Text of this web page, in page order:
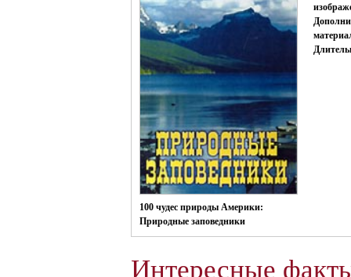
100 чудес природы Америки:
Природные заповедники
Интересные